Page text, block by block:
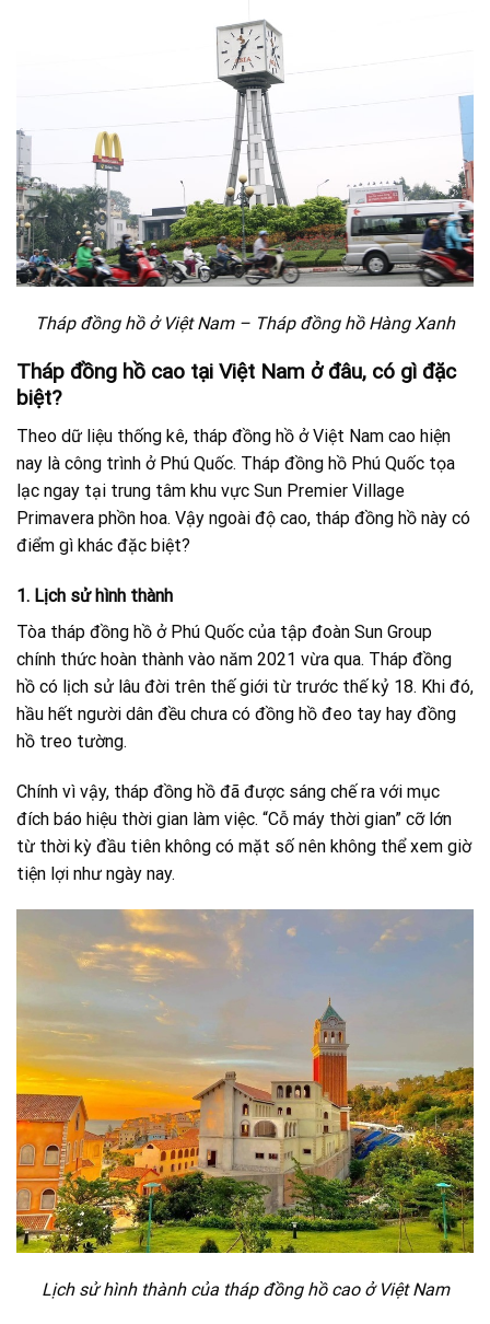
Tháp đồng hồ ở Việt Nam – Tháp đồng hồ Hàng Xanh
Tháp đồng hồ cao tại Việt Nam ở đâu, có gì đặc
biệt?
Theo dữ liệu thống kê, tháp đồng hồ ở Việt Nam cao hiện
nay là công trình ở Phú Quốc. Tháp đồng hồ Phú Quốc tọa
lạc ngay tại trung tâm khu vực Sun Premier Village
Primavera phồn hoa. Vậy ngoài độ cao, tháp đồng hồ này có
điểm gì khác đặc biệt?
1. Lịch sử hình thành
Tòa tháp đồng hồ ở Phú Quốc của tập đoàn Sun Group
chính thức hoàn thành vào năm 2021 vừa qua. Tháp đồng
hồ có lịch sử lâu đời trên thế giới từ trước thế kỷ 18. Khi đó,
hầu hết người dân đều chưa có đồng hồ đeo tay hay đồng
hồ treo tường.
Chính vì vậy, tháp đồng hồ đã được sáng chế ra với mục
đích báo hiệu thời gian làm việc. “Cỗ máy thời gian” cỡ lớn
từ thời kỳ đầu tiên không có mặt số nên không thể xem giờ
tiện lợi như ngày nay.
Lịch sử hình thành của tháp đồng hồ cao ở Việt Nam